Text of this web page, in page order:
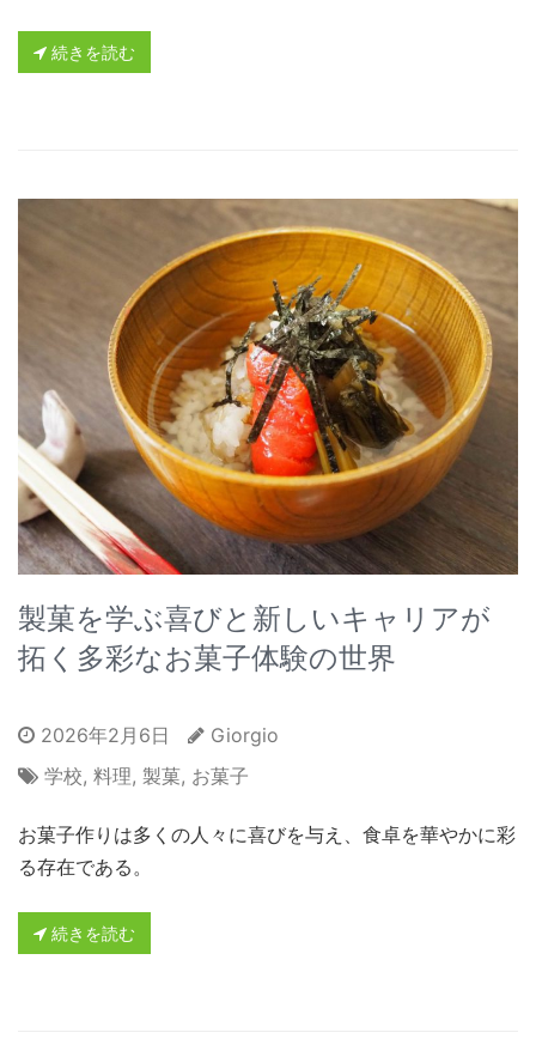
続きを読む
製菓を学ぶ喜びと新しいキャリアが
拓く多彩なお菓子体験の世界
2026年2月6日
Giorgio
学校, 料理, 製菓, お菓子
お菓子作りは多くの人々に喜びを与え、食卓を華やかに彩
る存在である。
続きを読む